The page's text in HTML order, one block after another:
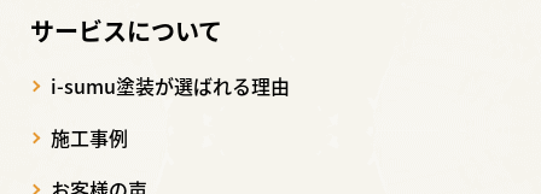
サービスについて
i-sumu塗装が選ばれる理由
施工事例